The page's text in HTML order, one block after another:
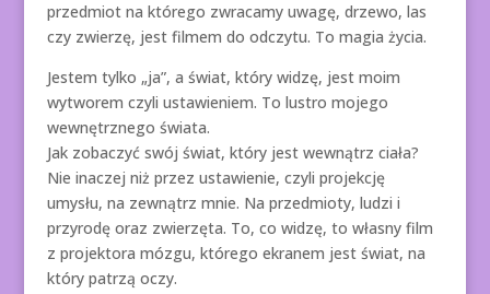
przedmiot na którego zwracamy uwagę, drzewo, las
czy zwierzę, jest filmem do odczytu. To magia życia.
Jestem tylko „ja”, a świat, który widzę, jest moim
wytworem czyli ustawieniem. To lustro mojego
wewnętrznego świata.
Jak zobaczyć swój świat, który jest wewnątrz ciała?
Nie inaczej niż przez ustawienie, czyli projekcję
umysłu, na zewnątrz mnie. Na przedmioty, ludzi i
przyrodę oraz zwierzęta. To, co widzę, to własny film
z projektora mózgu, którego ekranem jest świat, na
który patrzą oczy.